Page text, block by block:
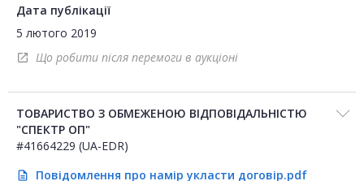
Дата публікації
5 лютого 2019
open_in_new Що робити після перемоги в аукціоні
ТОВАРИСТВО З ОБМЕЖЕНОЮ ВІДПОВІДАЛЬНІСТЮ
"СПЕКТР ОП"
#41664229 (UA-EDR)
description
Повідомлення про намір укласти договір.pdf